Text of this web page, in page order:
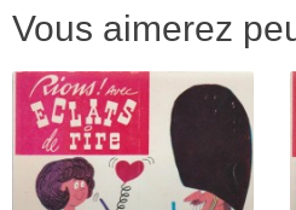
Vous aimerez